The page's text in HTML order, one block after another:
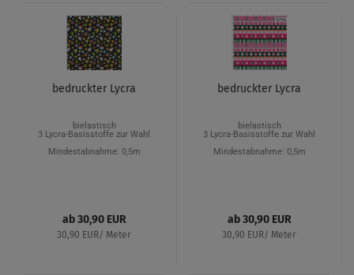
bedruckter Lycra
bielastisch
3 Lycra-Basisstoffe zur Wahl
Mindestabnahme: 0,5m
ab 30,90 EUR
30,90 EUR/ Meter
bedruckter Lycra
bielastisch
3 Lycra-Basisstoffe zur Wahl
Mindestabnahme: 0,5m
ab 30,90 EUR
30,90 EUR/ Meter